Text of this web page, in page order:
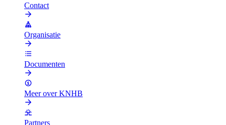
Contact
Organisatie
Documenten
Meer over KNHB
Partners